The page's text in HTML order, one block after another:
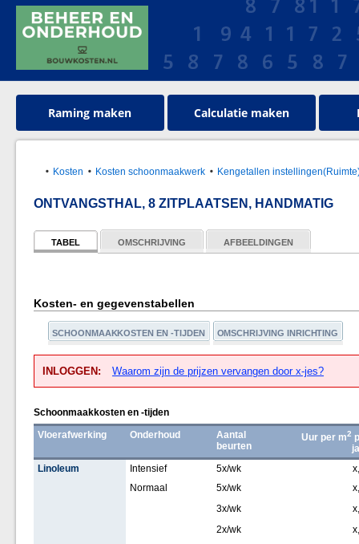
Raming maken Calculatie maken
Kosten Kosten schoonmaakwerk Kengetallen
ONTVANGSTHAL, 8 ZITPLAATSEN, HANDMATIG
TABEL OMSCHRIJVING AFBEELDINGEN
Kosten- en gegevenstabellen
SCHOONMAAKKOSTEN EN -TIJDEN OMSCHRIJVING INRICHTING
INLOGGEN: Waarom zijn de prijzen vervangen door x-jes?
Schoonmaakkosten en -tijden
Vloerafwerking
Onderhoud
Aantal
beurten
Uur per m2
Linoleum
Intensief 5x/wk
Normaal
5x/wk
3x/wk
2x/wk